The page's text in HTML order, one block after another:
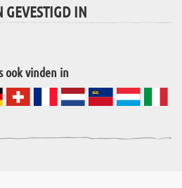
IN
ook vinden in